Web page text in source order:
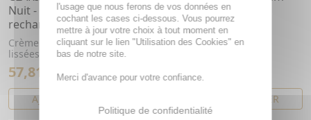
Nuit - Crème Peaux sèches
recharge de 50g
Crème revitalisante, rides
lissées, fermeté
57,81€ 77,08€
AJOUTER AU PANIER
Light Texture 30ml
Sérum anti-âge texture
légère
70,33€
AJOUTER AU PANIER
l'usage que nous ferons de vos données en
cochant les cases ci-dessous. Vous pourrez
mettre à jour votre choix à tout moment en
cliquant sur le lien "Utilisation des Cookies" en
bas de notre site.
Merci d'avance pour votre confiance.
Politique de confidentialité